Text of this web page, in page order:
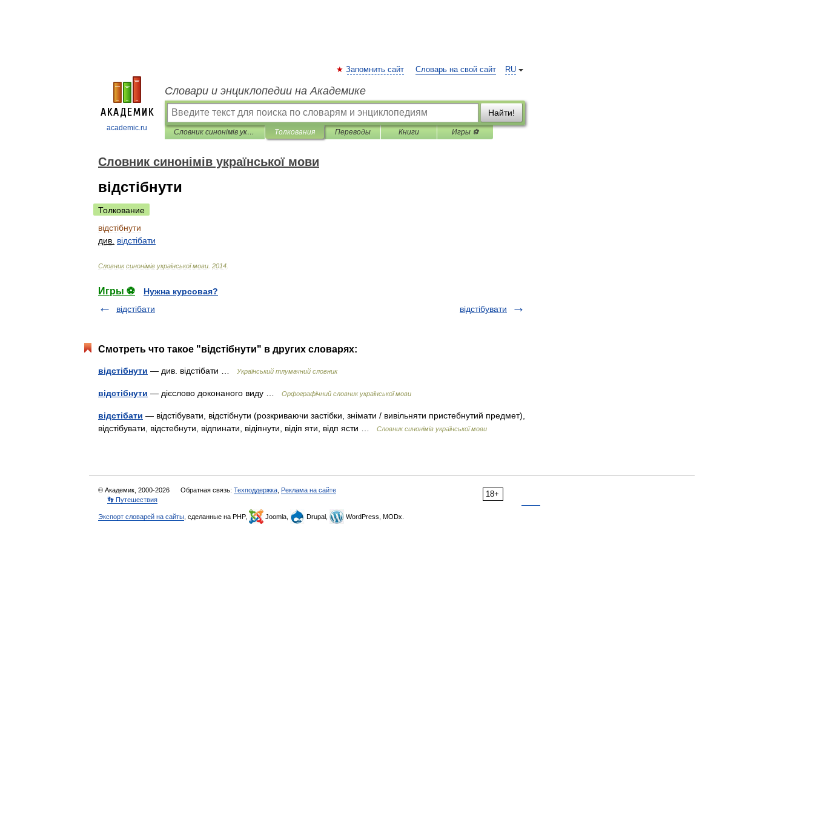
academic.ru
RU
Запомнить сайт Словарь на свой сайт
Словари и энциклопедии на Академике
Найти!
Словник синонімів української мови Толкования Переводы Книги Игры ⚽
Словник синонімів української мови
відстібнути
Толкование
відстібнути
див відстібати
Словник синонімів української мови 2014
Игры ⚽
Нужна курсовая?
відстібати
відстібувати
Смотреть что такое "відстібнути" в других словарях:
відстібнути — див. відстібати … Український тлумачний словник
відстібнути — дієслово доконаного виду … Орфографічний словник української мови
відстібати — відстібувати, відстібнути (розкриваючи застібки, знімати / вивільняти пристебнутий предмет),
відстібувати, відстебнути, відпинати, відіпнути, відіп яти, відп ясти …
Словник синонімів української мови
18+
© Академик, 2000-2026 Обратная связь: Техподдержка Реклама на сайте
👣 Путешествия
Экспорт словарей на сайты , сделанные на PHP, Joomla, Drupal, WordPress, MODx.